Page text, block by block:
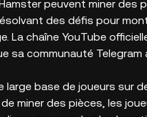
Hamster peuvent miner
des défis pour
La chaîne YouTube
sa communauté
large base de joueurs sur
de miner des pièces, les